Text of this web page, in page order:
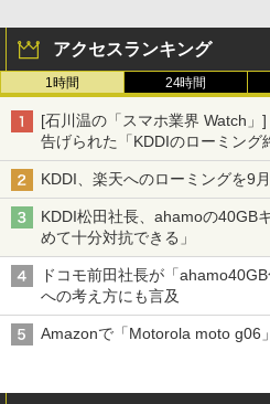
アクセスランキング
1時間 24時間
[石川温の「スマホ業界 Watch」]
告げられた「KDDIのローミング
穴と楽天モバイルの課題
KDDI、楽天へのローミングを9
KDDI松田社長、ahamoの40GB
めて十分対抗できる」
ドコモ前田社長が「
への考え方にも言及
Amazonで「Motorola moto g06